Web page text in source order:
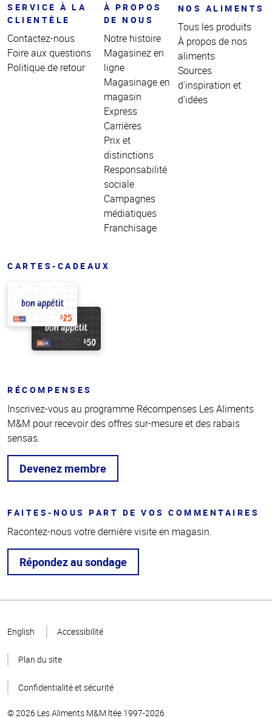
SERVICE À LA
CLIENTÈLE
Contactez-nous
Foire aux questions
Politique de retour
À PROPOS
DE NOUS
Notre histoire
Magasinez en
ligne
Magasinage en
magasin
Express
Carrières
Prix et
distinctions
Responsabilité
sociale
Campagnes
médiatiques
Franchisage
NOS ALIMENTS
Tous les produits
À propos de nos
aliments
Sources
d'inspiration et
d'idées
CARTES-CADEAUX
RÉCOMPENSES
Inscrivez-vous au programme Récompenses Les Aliments
M&M pour recevoir des offres sur-mesure et des rabais
sensas.
Devenez membre
FAITES-NOUS PART DE VOS COMMENTAIRES
Racontez-nous votre dernière visite en magasin.
Répondez au sondage
page
English Accessibilité
Plan du site
Confidentialité et sécurité
© 2026 Les Aliments M&M ltée 1997-2026